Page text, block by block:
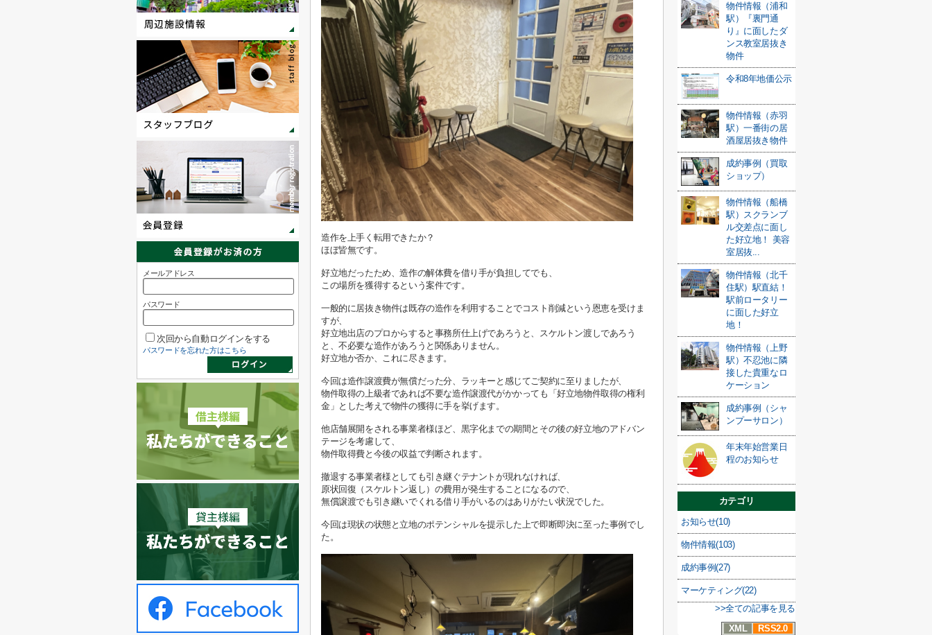
造作を上手く転用できたか？
ほぼ皆無です。
好立地だったため、造作の解体費を借り手が負担してでも、
この場所を獲得するという案件です。
一般的に居抜き物件は既存の造作を利用することでコスト削減という恩恵を受けま
すが、
好立地出店のプロからすると事務所仕上げであろうと、スケルトン渡しであろう
と、不必要な造作があろうと関係ありません。
好立地か否か、これに尽きます。
今回は造作譲渡費が無償だった分、ラッキーと感じてご契約に至りましたが、
物件取得の上級者であれば不要な造作譲渡代がかかっても「好立地物件取得の権利
金」とした考えで物件の獲得に手を挙げます。
他店舗展開をされる事業者様ほど、黒字化までの期間とその後の好立地のアドバン
テージを考慮して、
物件取得費と今後の収益で判断されます。
撤退する事業者様としても引き継ぐテナントが現れなければ、
原状回復（スケルトン返し）の費用が発生することになるので、
無償譲渡でも引き継いでくれる借り手がいるのはありがたい状況でした。
今回は現状の状態と立地のポテンシャルを提示した上で即断即決に至った事例でし
た。
物件情報（浦和
駅）『裏門通
り』に面したダ
ンス教室居抜き
物件
令和8年地価公示
物件情報（赤羽
駅）一番街の居
酒屋居抜き物件
成約事例（買取
ショップ）
物件情報（船橋
駅）スクランブ
ル交差点に面し
た好立地！ 美容
室居抜...
物件情報（北千
住駅）駅直結！
駅前ロータリー
に面した好立
地！
物件情報（上野
駅）不忍池に隣
接した貴重なロ
ケーション
成約事例（シャ
ンプーサロン）
年末年始営業日
程のお知らせ
カテゴリ
お知らせ(10)
物件情報(103)
成約事例(27)
マーケティング(22)
>>全ての記事を見る
XML
RSS2.0
メールアドレス
パスワード
次回から自動ログインをする
パスワードを忘れた方はこちら